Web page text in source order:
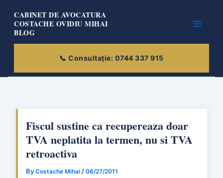
content
CABINET DE AVOCATURA
COSTACHE OVIDIU MIHAI
BLOG
Fiscul sustine ca recupereaza doar
TVA neplatita la termen, nu si TVA
retroactiva
By Costache Mihai / 06/27/2011